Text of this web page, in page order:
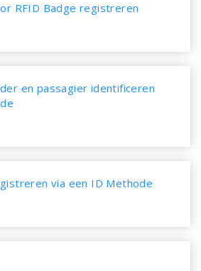
RFID Badge registreren
en passagier identificeren
via een ID Methode